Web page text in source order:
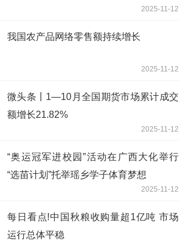
2025-11-12
我国农产品网络零售额持续增长
2025-11-12
微头条丨1—10月全国期货市场累计成交
额增长21.82%
2025-11-12
“奥运冠军进校园”活动在广西大化举行
“选苗计划”托举瑶乡学子体育梦想
2025-11-12
每日看点!中国秋粮收购量超1亿吨 市场
运行总体平稳